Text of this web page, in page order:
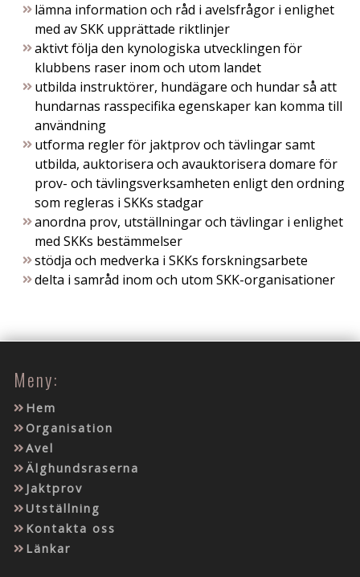
lämna information och råd i avelsfrågor i enlighet
med av SKK upprättade riktlinjer
aktivt följa den kynologiska utvecklingen för
klubbens raser inom och utom landet
utbilda instruktörer, hundägare och hundar så att
hundarnas rasspecifika egenskaper kan komma till
användning
utforma regler för jaktprov och tävlingar samt
utbilda, auktorisera och avauktorisera domare för
prov- och tävlingsverksamheten enligt den ordning
som regleras i SKKs stadgar
anordna prov, utställningar och tävlingar i enlighet
med SKKs bestämmelser
stödja och medverka i SKKs forskningsarbete
delta i samråd inom och utom SKK-organisationer
Meny:
Hem
Organisation
Avel
Älghundsraserna
Jaktprov
Utställning
Kontakta oss
Länkar